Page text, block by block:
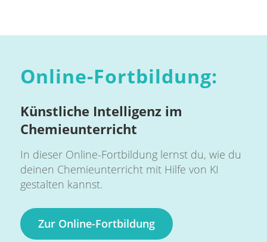
Online-Fortbildung:
Künstliche Intelligenz im
Chemieunterricht
In dieser Online-Fortbildung lernst du, wie du
deinen Chemieunterricht mit Hilfe von KI
gestalten kannst.
Zur Online-Fortbildung